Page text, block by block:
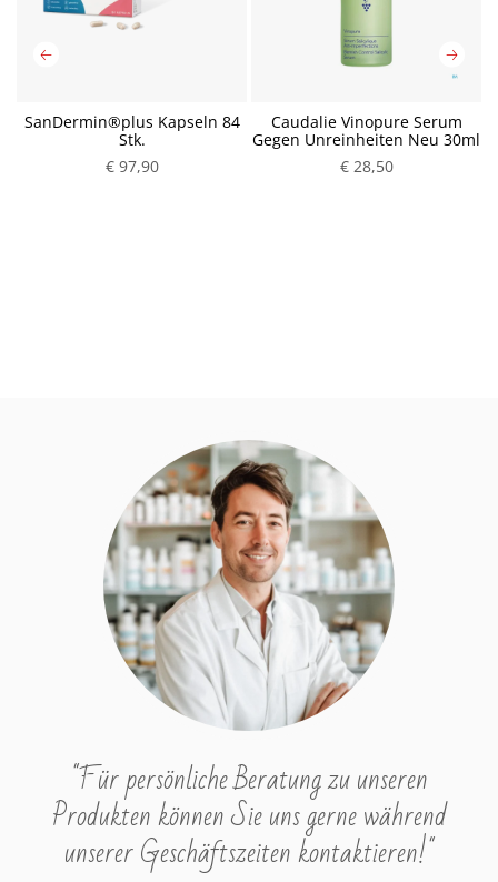
SanDermin®plus Kapseln 84
Stk.
€ 97,90
Caudalie Vinopure Serum
Gegen Unreinheiten Neu 30ml
€ 28,50
"Für persönliche Beratung zu unseren
Produkten können Sie uns gerne während
unserer Geschäftszeiten kontaktieren!"